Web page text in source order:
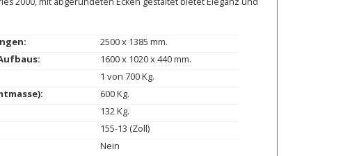
2500 x 1385 mm.
1600 x 1020 x 440 mm.
1 von 700 Kg.
600 Kg.
132 Kg.
155-13 (Zoll)
Nein